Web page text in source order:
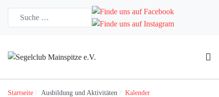
Startseite Ausbildung und Aktivitäten Kalender